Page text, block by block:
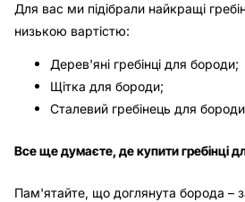
Для вас ми підібрали найкращі
низькою вартістю:
Дерев'яні гребінці для бороди;
Щітка для бороди;
Сталевий гребінець для
Все ще думаєте, де купити гребінці
Пам'ятайте, що доглянута борода –